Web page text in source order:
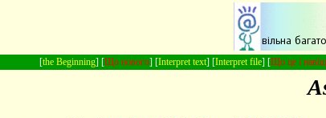
[the Beginning] [Що нового] [Interpret text] [Interpret file] [Що це і